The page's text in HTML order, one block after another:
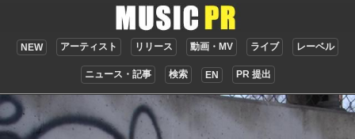
NEW アーティスト リリース 動画・MV ライブ レーベル
ニュース・記事 検索 EN PR 提出